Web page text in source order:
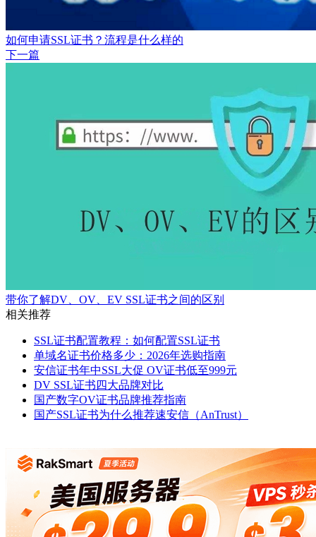
如何申请SSL证书？流程是什么样的
下一篇
带你了解DV、OV、EV SSL证书之间的区别
相关推荐
SSL证书配置教程：如何配置SSL证书
单域名证书价格多少：2026年选购指南
安信证书年中SSL大促 OV证书低至999元
DV SSL证书四大品牌对比
国产数字OV证书品牌推荐指南
国产SSL证书为什么推荐速安信（AnTrust）